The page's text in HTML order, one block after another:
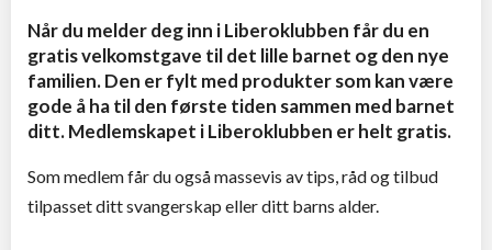
Når du melder deg inn i Liberoklubben får du en
gratis velkomstgave til det lille barnet og den nye
familien. Den er fylt med produkter som kan være
gode å ha til den første tiden sammen med barnet
ditt. Medlemskapet i Liberoklubben er helt gratis.
Som medlem får du også massevis av tips, råd og tilbud
tilpasset ditt svangerskap eller ditt barns alder.